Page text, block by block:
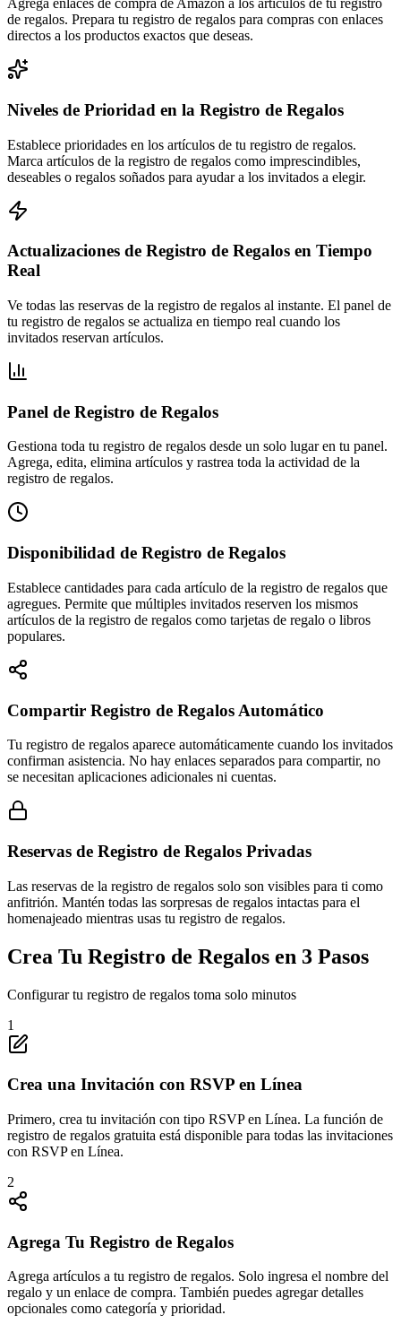
Agrega enlaces de compra de Amazon a los artículos de tu registro
de regalos. Prepara tu registro de regalos para compras con enlaces
directos a los productos exactos que deseas.
Niveles de Prioridad en la Registro de Regalos
Establece prioridades en los artículos de tu registro de regalos.
Marca artículos de la registro de regalos como imprescindibles,
deseables o regalos soñados para ayudar a los invitados a elegir.
Actualizaciones de Registro de Regalos en Tiempo
Real
Ve todas las reservas de la registro de regalos al instante. El panel de
tu registro de regalos se actualiza en tiempo real cuando los
invitados reservan artículos.
Panel de Registro de Regalos
Gestiona toda tu registro de regalos desde un solo lugar en tu panel.
Agrega, edita, elimina artículos y rastrea toda la actividad de la
registro de regalos.
Disponibilidad de Registro de Regalos
Establece cantidades para cada artículo de la registro de regalos que
agregues. Permite que múltiples invitados reserven los mismos
artículos de la registro de regalos como tarjetas de regalo o libros
populares.
Compartir Registro de Regalos Automático
Tu registro de regalos aparece automáticamente cuando los invitados
confirman asistencia. No hay enlaces separados para compartir, no
se necesitan aplicaciones adicionales ni cuentas.
Reservas de Registro de Regalos Privadas
Las reservas de la registro de regalos solo son visibles para ti como
anfitrión. Mantén todas las sorpresas de regalos intactas para el
homenajeado mientras usas tu registro de regalos.
Crea Tu Registro de Regalos en 3 Pasos
Configurar tu registro de regalos toma solo minutos
1
Crea una Invitación con RSVP en Línea
Primero, crea tu invitación con tipo RSVP en Línea. La función de
registro de regalos gratuita está disponible para todas las invitaciones
con RSVP en Línea.
2
Agrega Tu Registro de Regalos
Agrega artículos a tu registro de regalos. Solo ingresa el nombre del
regalo y un enlace de compra. También puedes agregar detalles
opcionales como categoría y prioridad.